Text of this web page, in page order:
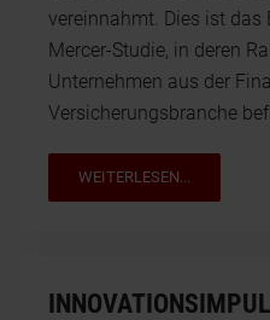
vereinnahmt. Dies ist das
Mercer-Studie, in deren
Unternehmen aus der
Versicherungsbranche
WEITERLESEN...